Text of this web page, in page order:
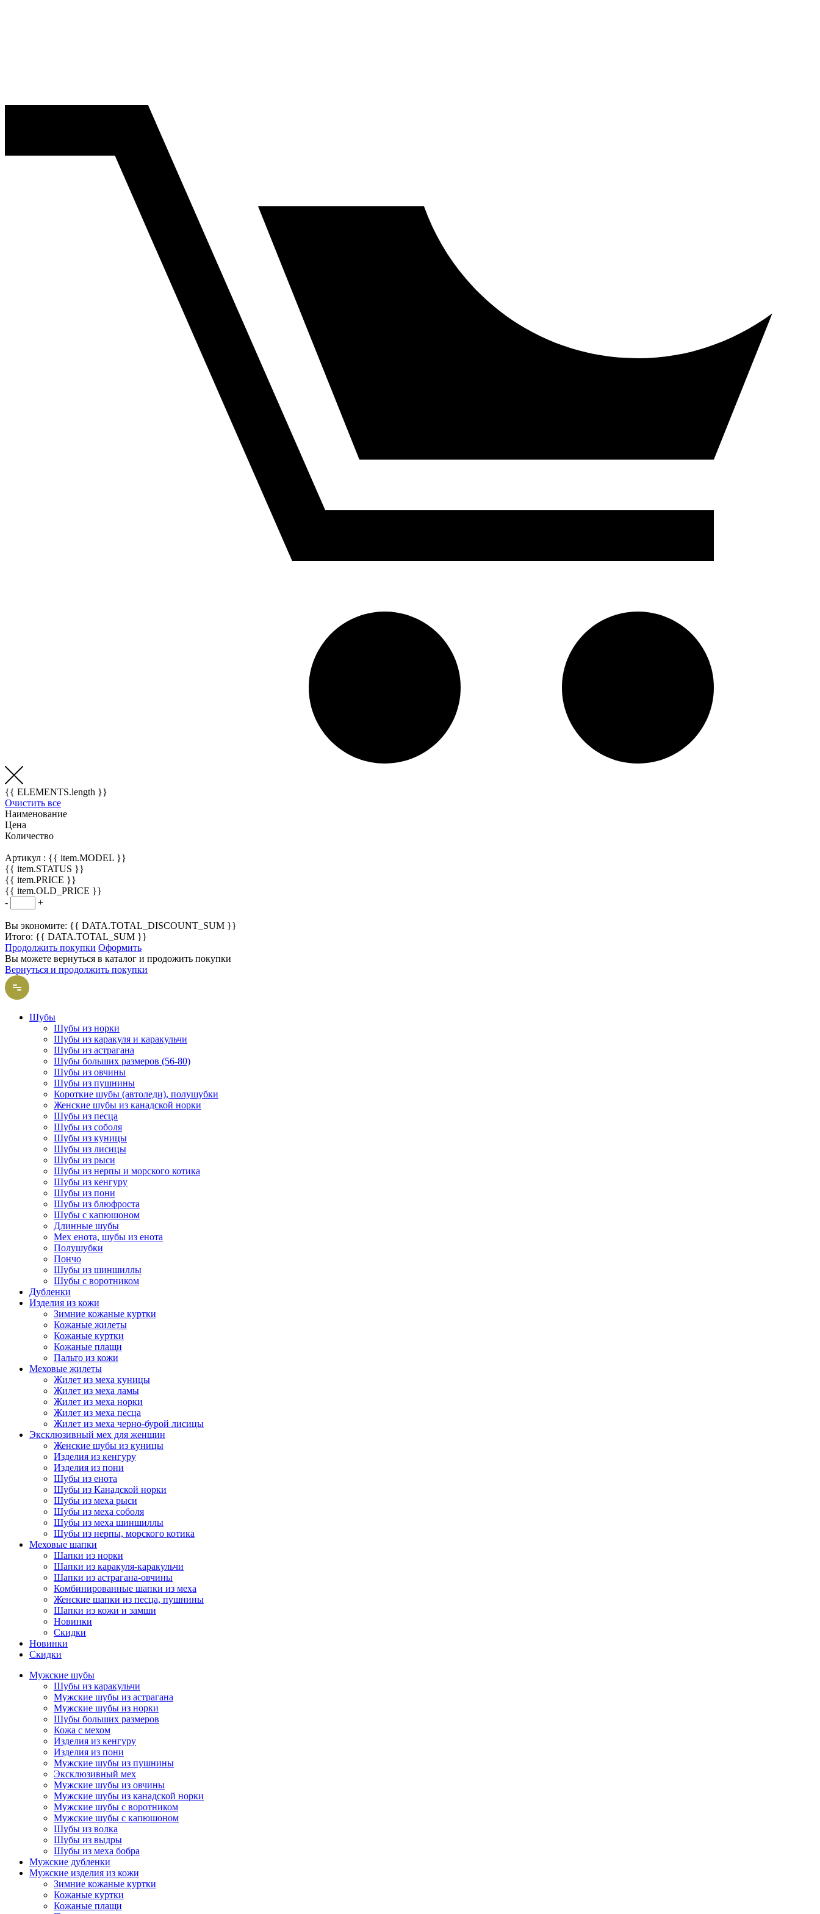
{{ ELEMENTS.length }}
Очистить все
Наименование
Цена
Количество
Артикул : {{ item.MODEL }}
{{ item.STATUS }}
{{ item.PRICE }}
{{ item.OLD_PRICE }}
-
+
Вы экономите: {{ DATA.TOTAL_DISCOUNT_SUM }}
Итого: {{ DATA.TOTAL_SUM }}
Продолжить покупки Оформить
Вы можете вернуться в каталог и продожить покупки
Вернуться и продолжить покупки
Шубы
Шубы из норки
Шубы из каракуля и каракульчи
Шубы из астрагана
Шубы больших размеров (56-80)
Шубы из овчины
Шубы из пушнины
Короткие шубы (автоледи), полушубки
Женские шубы из канадской норки
Шубы из песца
Шубы из соболя
Шубы из куницы
Шубы из лисицы
Шубы из рыси
Шубы из нерпы и морского котика
Шубы из кенгуру
Шубы из пони
Шубы из блюфроста
Шубы с капюшоном
Длинные шубы
Мех енота, шубы из енота
Полушубки
Пончо
Шубы из шиншиллы
Шубы с воротником
Дубленки
Изделия из кожи
Зимние кожаные куртки
Кожаные жилеты
Кожаные куртки
Кожаные плащи
Пальто из кожи
Меховые жилеты
Жилет из меха куницы
Жилет из меха ламы
Жилет из меха норки
Жилет из меха песца
Жилет из меха черно-бурой лисицы
Эксклюзивный мех для женщин
Женские шубы из куницы
Изделия из кенгуру
Изделия из пони
Шубы из енота
Шубы из Канадской норки
Шубы из меха рыси
Шубы из меха соболя
Шубы из меха шиншиллы
Шубы из нерпы, морского котика
Меховые шапки
Шапки из норки
Шапки из каракуля-каракульчи
Шапки из астрагана-овчины
Комбинированные шапки из меха
Женские шапки из песца, пушнины
Шапки из кожи и замши
Новинки
Скидки
Новинки
Скидки
Мужские шубы
Шубы из каракульчи
Мужские шубы из астрагана
Мужские шубы из норки
Шубы больших размеров
Кожа с мехом
Изделия из кенгуру
Изделия из пони
Мужские шубы из пушнины
Эксклюзивный мех
Мужские шубы из овчины
Мужские шубы из канадской норки
Мужские шубы с воротником
Мужские шубы с капюшоном
Шубы из волка
Шубы из выдры
Шубы из меха бобра
Мужские дубленки
Мужские изделия из кожи
Зимние кожаные куртки
Кожаные куртки
Кожаные плащи